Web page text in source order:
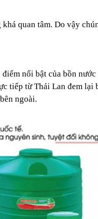
quan tâm. Do vậy
nổi bật của bồn nước
tiếp từ Thái Lan đem
ngoài.